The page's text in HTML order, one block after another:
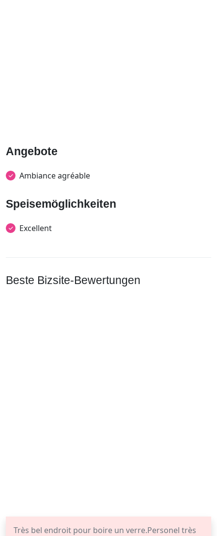
Angebote
Ambiance agréable
Speisemöglichkeiten
Excellent
Beste Bizsite-Bewertungen
Très bel endroit pour boire un verre.Personel très